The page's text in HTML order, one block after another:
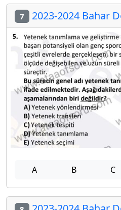
7 2023-2024 Bahar
A B C